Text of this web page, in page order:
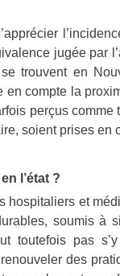
jugée par
trouvent en
compte la
perçus
soient prises en
l’état ?
hospitaliers et
soumis à
toutefois pas
des